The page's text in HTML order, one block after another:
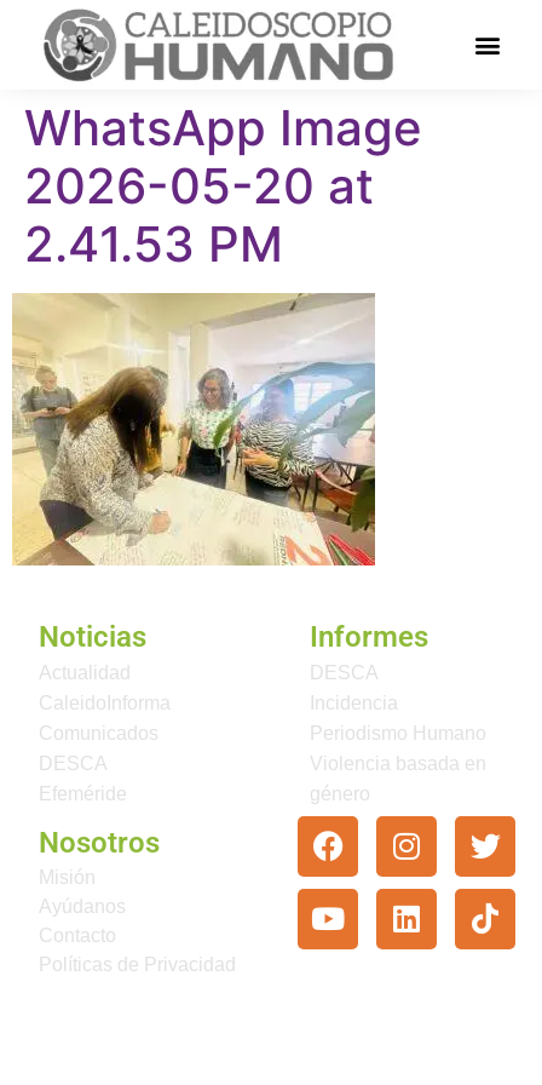
WhatsApp Image
2026-05-20 at
2.41.53 PM
Noticias
Actualidad
CaleidoInforma
Comunicados
DESCA
Efeméride
Informes
DESCA
Incidencia
Periodismo Humano
Violencia basada en
género
Nosotros
Misión
Ayúdanos
Contacto
Políticas de Privacidad